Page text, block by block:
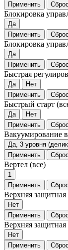
Применить
Блокировка
Да
Применить
Блокировка
Да
Применить
Быстрая
Да
Нет
Применить
Быстрый старт
Да
Нет
Применить
Вакуумирование
Да, 3 уровня
Применить
Вертел (все)
1
Применить
Верхняя защитная
Нет
Применить
Верхняя защитная
Нет
Применить